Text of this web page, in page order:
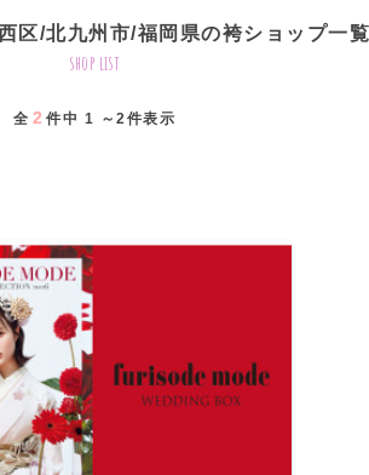
区/北九州市/福岡県の袴ショップ一覧
shop list
全 2 件中 1 ～2件表示